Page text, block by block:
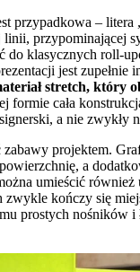
przypadkowa – litera
linii, przypominającej
do klasycznych roll-
jest zupełnie
stretch, który
formie cała
a nie zwykły
projektem.
a
umieścić również
zwykle kończy się
prostych nośników i